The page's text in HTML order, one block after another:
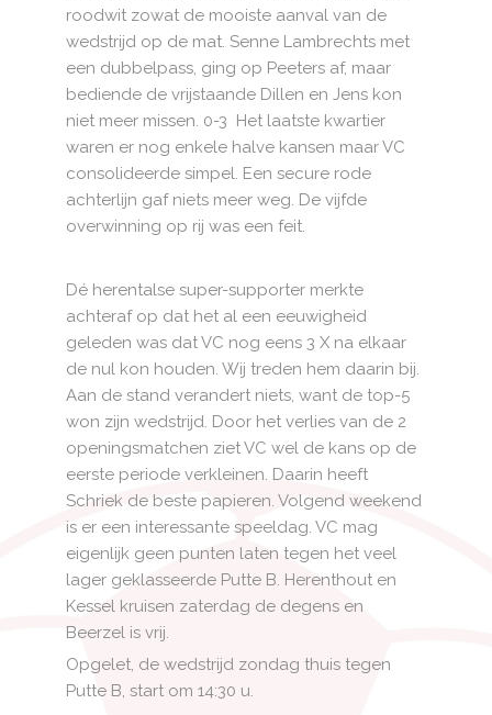
roodwit zowat de mooiste aanval van de
wedstrijd op de mat. Senne Lambrechts met
een dubbelpass, ging op Peeters af, maar
bediende de vrijstaande Dillen en Jens kon
niet meer missen. 0-3 Het laatste kwartier
waren er nog enkele halve kansen maar VC
consolideerde simpel. Een secure rode
achterlijn gaf niets meer weg. De vijfde
overwinning op rij was een feit.
Dé herentalse super-supporter merkte
achteraf op dat het al een eeuwigheid
geleden was dat VC nog eens 3 X na elkaar
de nul kon houden. Wij treden hem daarin bij.
Aan de stand verandert niets, want de top-5
won zijn wedstrijd. Door het verlies van de 2
openingsmatchen ziet VC wel de kans op de
eerste periode verkleinen. Daarin heeft
Schriek de beste papieren. Volgend weekend
is er een interessante speeldag. VC mag
eigenlijk geen punten laten tegen het veel
lager geklasseerde Putte B. Herenthout en
Kessel kruisen zaterdag de degens en
Beerzel is vrij.
Opgelet, de wedstrijd zondag thuis tegen
Putte B, start om 14:30 u.